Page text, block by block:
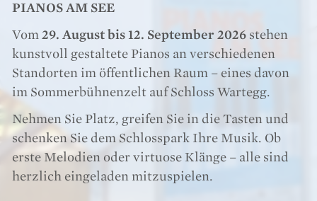
PIANOS AM SEE
Vom 29. August bis 12. September 2026 stehen
kunstvoll gestaltete Pianos an verschiedenen
Standorten im öffentlichen Raum – eines davon
im Sommerbühnenzelt auf Schloss Wartegg.
Nehmen Sie Platz, greifen Sie in die Tasten und
schenken Sie dem Schlosspark Ihre Musik. Ob
erste Melodien oder virtuose Klänge – alle sind
herzlich eingeladen mitzuspielen.